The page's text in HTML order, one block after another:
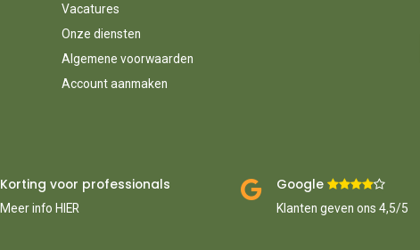
Vacatures
Onze diensten
Algemene voorwaarden
Account aanmaken
Korting voor professionals
Meer info HIER
Google ​
Klanten geven ons 4,5/5